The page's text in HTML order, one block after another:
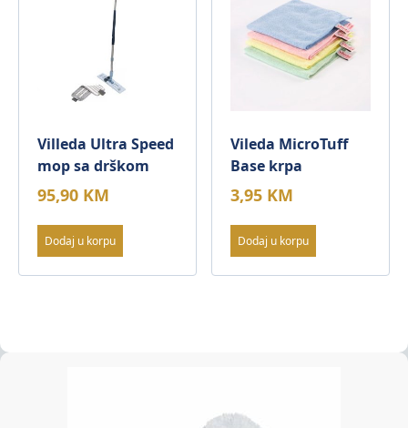
Villeda Ultra Speed
mop sa drškom
95,90 KM
Dodaj u korpu
Vileda MicroTuff
Base krpa
3,95 KM
Dodaj u korpu